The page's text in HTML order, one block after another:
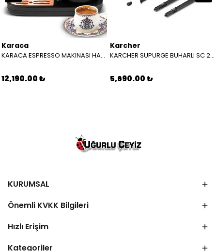
Karaca
KARACA ESPRESSO MAKINASI HATIR PERFETTO ESPRESSO T.K.M. COPPER 8683650465904
12,190.00 ₺
Karcher
KARCHER SUPURGE BUHARLI SC 2 EASYFIX EU BEYAZ 15126000
5,690.00 ₺
KURUMSAL
Önemli KVKK Bilgileri
Hızlı Erişim
Kategoriler